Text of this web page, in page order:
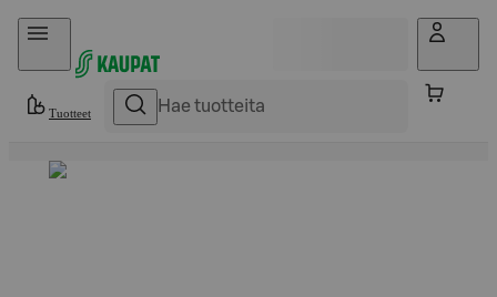
Hyppää sisältöön
Tuotteet